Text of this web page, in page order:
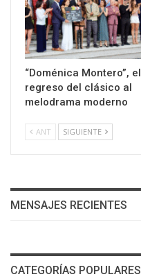
“Doménica Montero”, el
regreso del clásico al
melodrama moderno
ANT SIGUIENTE
MENSAJES RECIENTES
CATEGORÍAS POPULARES